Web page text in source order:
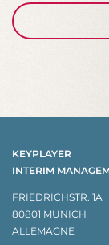
KEYPLAYER
INTERIM
FRIEDRICHSTR. 1A
80801 MUNICH
ALLEMAGNE